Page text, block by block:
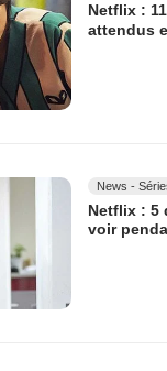
Netflix :
attendus
News -
Netflix : 5
voir